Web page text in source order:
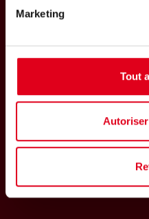
Marketing
Tout
S'abonner